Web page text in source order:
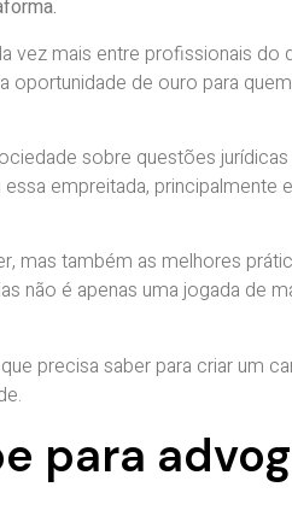
vez mais entre profissionais do
oportunidade de ouro para
sobre questões
empreitada, principalmente
mas também as melhores
não é apenas uma jogada de
precisa saber para criar um
para